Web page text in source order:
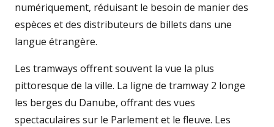
numériquement, réduisant le besoin de manier des
espèces et des distributeurs de billets dans une
langue étrangère.
Les tramways offrent souvent la vue la plus
pittoresque de la ville. La ligne de tramway 2 longe
les berges du Danube, offrant des vues
spectaculaires sur le Parlement et le fleuve. Les